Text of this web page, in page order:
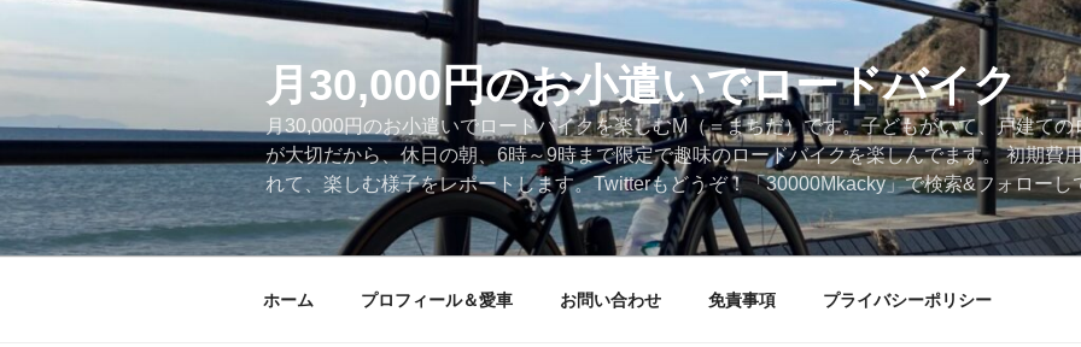
テ
ツ
ス
キ
ッ
月30,000円のお小遣いでロードバイク
月30,000円のお小遣いでロードバイクを楽しむM（＝まちだ）です。子どもがいて、戸建て
が大切だから、休日の朝、6時～9時まで限定で趣味のロードバイクを楽しんでます。 初期費
れて、楽しむ様子をレポートします。Twitterもどうぞ！「30000Mkacky」で検索&フォローし
ホーム プロフィール＆愛車 お問い合わせ 免責事項 プライバシーポリシー